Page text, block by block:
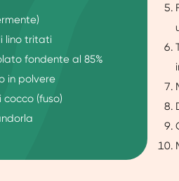
lino tritati
fondente al 85%
in polvere
cocco (fuso)